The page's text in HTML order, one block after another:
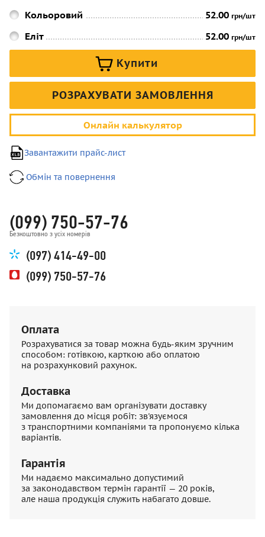
Кольоровий 52.00 грн/шт
Еліт 52.00 грн/шт
Купити
РОЗРАХУВАТИ ЗАМОВЛЕННЯ
Онлайн калькулятор
Завантажити прайс-лист
Обмін та повернення
(099) 750-57-76
Безкоштовно з усіх номерів
(097) 414-49-00
(099) 750-57-76
Оплата
Розрахуватися за товар можна будь-яким зручним
способом: готівкою, карткою або оплатою
на розрахунковий рахунок.
Доставка
Ми допомагаємо вам організувати доставку
замовлення до місця робіт: зв'язуємося
з транспортними компаніями та пропонуємо кілька
варіантів.
Гарантія
Ми надаємо максимально допустимий
за законодавством термін гарантії — 20 років,
але наша продукція служить набагато довше.